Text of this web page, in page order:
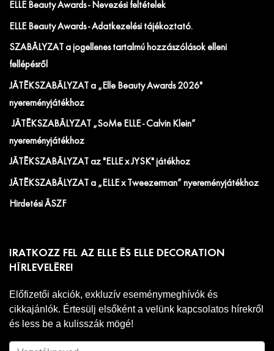
ELLE Beauty Awards - Nevezési feltételek
ELLE Beauty Awards - Adatkezelési tájékoztató.
SZABÁLYZAT a jogellenes tartalmú hozzászólások elleni
fellépésről
JÁTÉKSZABÁLYZAT a „Elle Beauty Awards 2026"
nyereményjátékhoz
JÁTÉKSZABÁLYZAT „SoMe ELLE - Calvin Klein”
nyereményjátékhoz
JÁTÉKSZABÁLYZAT az "ELLE x JYSK" játékhoz
JÁTÉKSZABÁLYZAT a „ELLE x Tweezerman” nyereményjátékhoz
Hirdetési ÁSZF
IRATKOZZ FEL AZ ELLE ÉS ELLE DECORATION
HÍRLEVELÉRE!
Előfizetői akciók, exkluzív eseménymeghívók és
cikkajánlók. Értesülj elsőként a velünk kapcsolatos hírekről
és less be a kulisszák mögé!